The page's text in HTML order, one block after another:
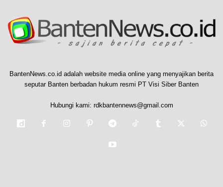
BantenNews.co.id adalah website media online yang menyajikan berita
seputar Banten berbadan hukum resmi PT Visi Siber Banten
Hubungi kami: rdkbantennews@gmail.com